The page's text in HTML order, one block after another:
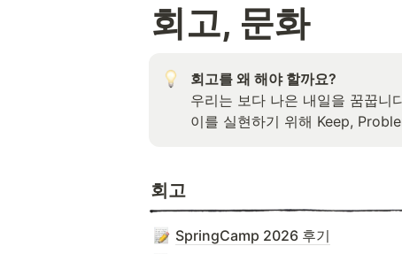
회고, 문화
회고를 왜 해야 할까요?
우리는 보다 나은 내일을 꿈꿉니
이를 실현하기 위해 Keep,
회고
SpringCamp 2026 후기